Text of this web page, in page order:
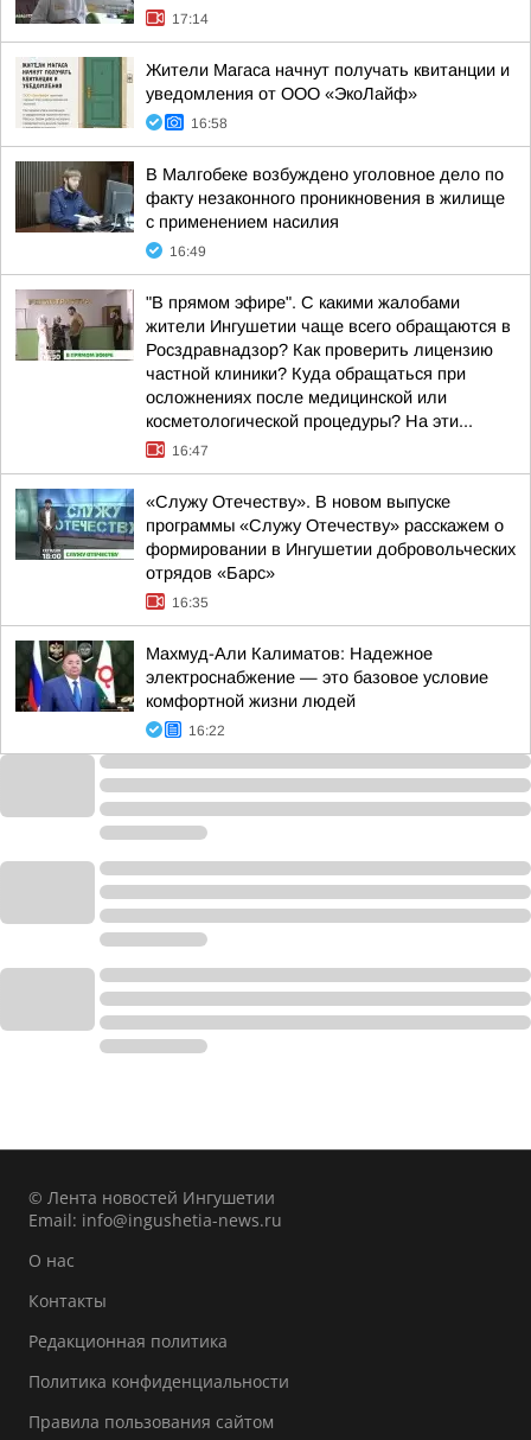
17:14
Жители Магаса начнут получать квитанции и
уведомления от ООО «ЭкоЛайф»
16:58
В Малгобеке возбуждено уголовное дело по
факту незаконного проникновения в жилище
с применением насилия
16:49
"В прямом эфире". С какими жалобами
жители Ингушетии чаще всего обращаются в
Росздравнадзор? Как проверить лицензию
частной клиники? Куда обращаться при
осложнениях после медицинской или
косметологической процедуры? На эти...
16:47
«Служу Отечеству». В новом выпуске
программы «Служу Отечеству» расскажем о
формировании в Ингушетии добровольческих
отрядов «Барс»
16:35
Махмуд-Али Калиматов: Надежное
электроснабжение — это базовое условие
комфортной жизни людей
16:22
© Лента новостей Ингушетии
Email: info@ingushetia-news.ru
О нас
Контакты
Редакционная политика
Политика конфиденциальности
Правила пользования сайтом